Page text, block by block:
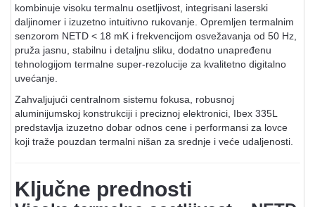
kombinuje visoku termalnu osetljivost, integrisani laserski
daljinomer i izuzetno intuitivno rukovanje. Opremljen termalnim
senzorom NETD < 18 mK i frekvencijom osvežavanja od 50 Hz,
pruža jasnu, stabilnu i detaljnu sliku, dodatno unapređenu
tehnologijom termalne super-rezolucije za kvalitetno digitalno
uvećanje.
Zahvaljujući centralnom sistemu fokusa, robusnoj
aluminijumskoj konstrukciji i preciznoj elektronici, Ibex 335L
predstavlja izuzetno dobar odnos cene i performansi za lovce
koji traže pouzdan termalni nišan za srednje i veće udaljenosti.
Ključne prednosti